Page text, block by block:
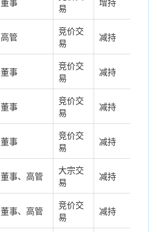
易
高管
竞价交
易
减持
董事
竞价交
易
减持
董事
竞价交
易
减持
董事
竞价交
易
减持
董事、高管
大宗交
易
减持
董事、高管
竞价交
易
减持